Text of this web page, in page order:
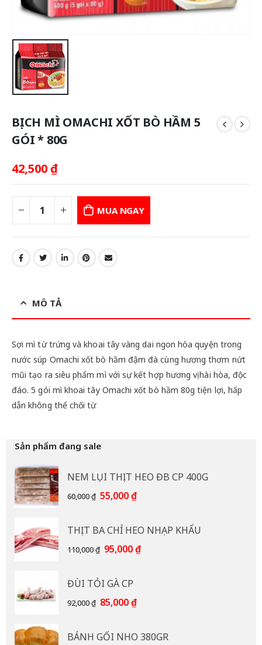
BỊCH MÌ OMACHI XỐT BÒ HẦM 5
GÓI * 80G
42,500 ₫
MUA NGAY
MÔ TẢ
Sợi mì từ trứng và khoai tây vàng dai ngon hòa quyện trong
nước súp Omachi xốt bò hầm đậm đà cùng hương thơm nứt
mũi tạo ra siêu phẩm mì với sự kết hợp hương vị hài hòa, độc
đáo. 5 gói mì khoai tây Omachi xốt bò hầm 80g tiện lợi, hấp
dẫn không thể chối từ
Sản phẩm đang sale
NEM LỤI THỊT HEO ĐB CP 400G
60,000₫ Giá
60,000 ₫.
55,000₫Giá
là:
55,000 ₫.
THỊT BA CHỈ HEO NHẠP KHẨU
110,000₫ Giá
110,000 ₫.
95,000₫Giá
ĐÙI TỎI GÀ CP
92,000₫ Giá
92,000 ₫.
85,000₫Giá
là:
BÁNH GỐI NHO 380GR